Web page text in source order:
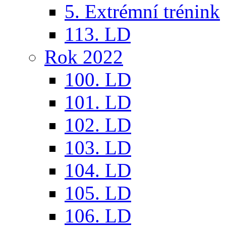
5. Extrémní trénink
113. LD
Rok 2022
100. LD
101. LD
102. LD
103. LD
104. LD
105. LD
106. LD